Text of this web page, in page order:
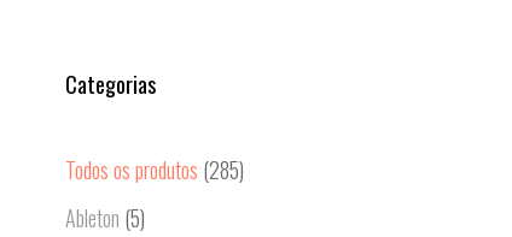
Categorias
Todos os produtos (285)
Ableton (5)